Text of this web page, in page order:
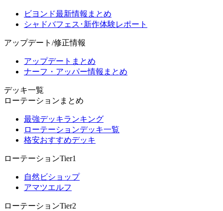
ビヨンド最新情報まとめ
シャドバフェス･新作体験レポート
アップデート/修正情報
アップデートまとめ
ナーフ・アッパー情報まとめ
デッキ一覧
ローテーションまとめ
最強デッキランキング
ローテーションデッキ一覧
格安おすすめデッキ
ローテーションTier1
自然ビショップ
アマツエルフ
ローテーションTier2